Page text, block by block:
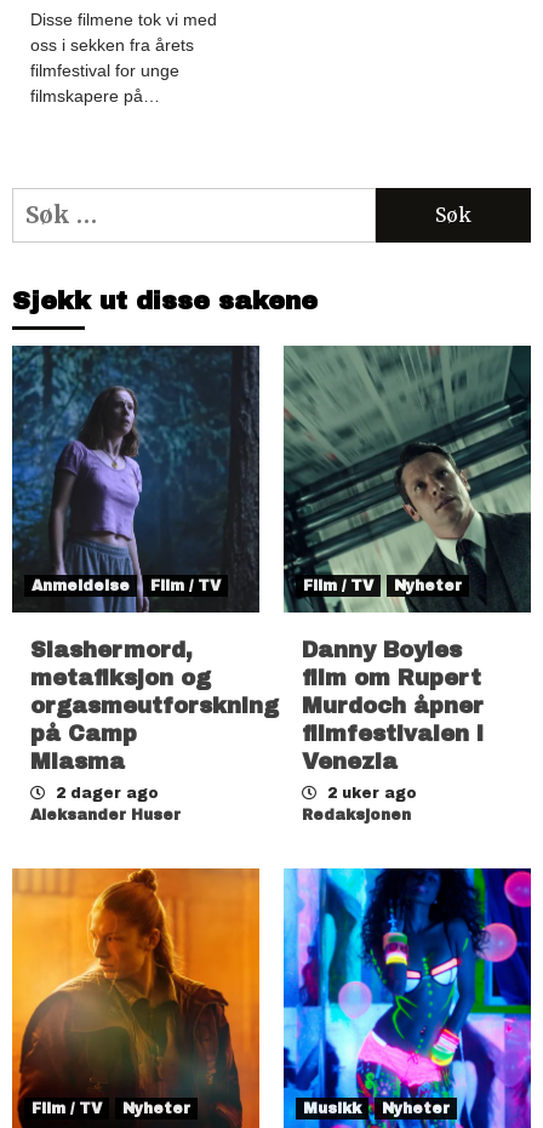
Disse filmene tok vi med
oss i sekken fra årets
filmfestival for unge
filmskapere på…
Søk
etter:
Sjekk ut disse sakene
Anmeldelse Film / TV
Slashermord,
metafiksjon og
orgasmeutforskning
på Camp
Miasma
2 dager ago
Aleksander Huser
Film / TV Nyheter
Danny Boyles
film om Rupert
Murdoch åpner
filmfestivalen i
Venezia
2 uker ago
Redaksjonen
Film / TV Nyheter Musikk Nyheter